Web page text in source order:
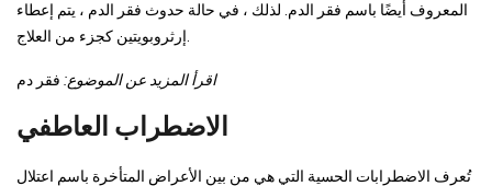
المعروف أيضًا باسم فقر الدم. لذلك ، في حالة حدوث فقر الدم ، يتم إعطاء
اقرأ المزيد عن الموضوع: فقر دم
الاضطراب العاطفي
تُعرف الاضطرابات الحسية التي هي من بين الأعراض المتأخرة باسم اعتلال